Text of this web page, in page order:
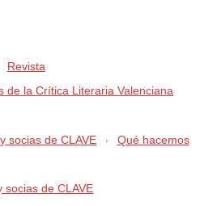
Revista
de la Crítica Literaria Valenciana
socias de CLAVE
Qué hacemos
socias de CLAVE